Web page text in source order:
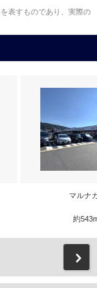
表すものであり、実際の
マルナ
約